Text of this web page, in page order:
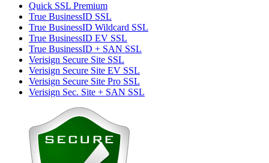
Quick SSL Premium
True BusinessID SSL
True BusinessID Wildcard SSL
True BusinessID EV SSL
True BusinessID + SAN SSL
Verisign Secure Site SSL
Verisign Secure Site EV SSL
Verisign Secure Site Pro SSL
Verisign Sec. Site + SAN SSL